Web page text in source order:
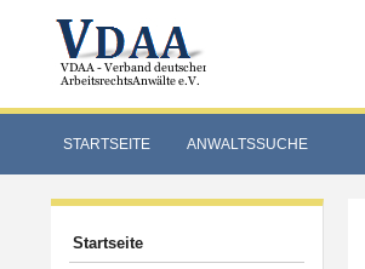
STARTSEITE ANWALTSSUCHE
Startseite